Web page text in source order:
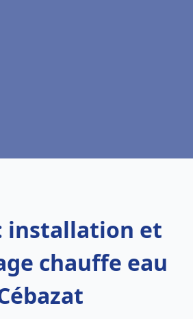
installation et
chauffe eau